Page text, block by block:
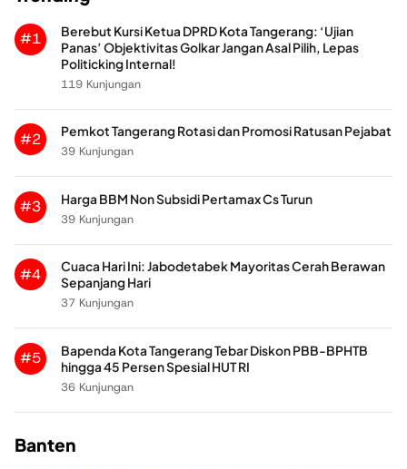
#1
Berebut Kursi Ketua DPRD Kota Tangerang: ‘Ujian
Panas’ Objektivitas Golkar Jangan Asal Pilih, Lepas
Politicking Internal!
119 Kunjungan
#2
Pemkot Tangerang Rotasi dan Promosi Ratusan Pejabat
39 Kunjungan
#3
Harga BBM Non Subsidi Pertamax Cs Turun
39 Kunjungan
#4
Cuaca Hari Ini: Jabodetabek Mayoritas Cerah Berawan
Sepanjang Hari
37 Kunjungan
#5
Bapenda Kota Tangerang Tebar Diskon PBB-BPHTB
hingga 45 Persen Spesial HUT RI
36 Kunjungan
Banten